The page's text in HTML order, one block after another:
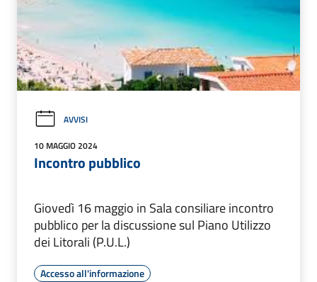
AVVISI
10 MAGGIO 2024
Incontro pubblico
Giovedì 16 maggio in Sala consiliare incontro
pubblico per la discussione sul Piano Utilizzo
dei Litorali (P.U.L.)
Accesso all'informazione